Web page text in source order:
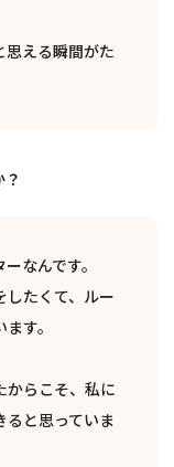
思える瞬間がた
なんです。
したくて、ルー
す。
からこそ、私に
ると思っていま